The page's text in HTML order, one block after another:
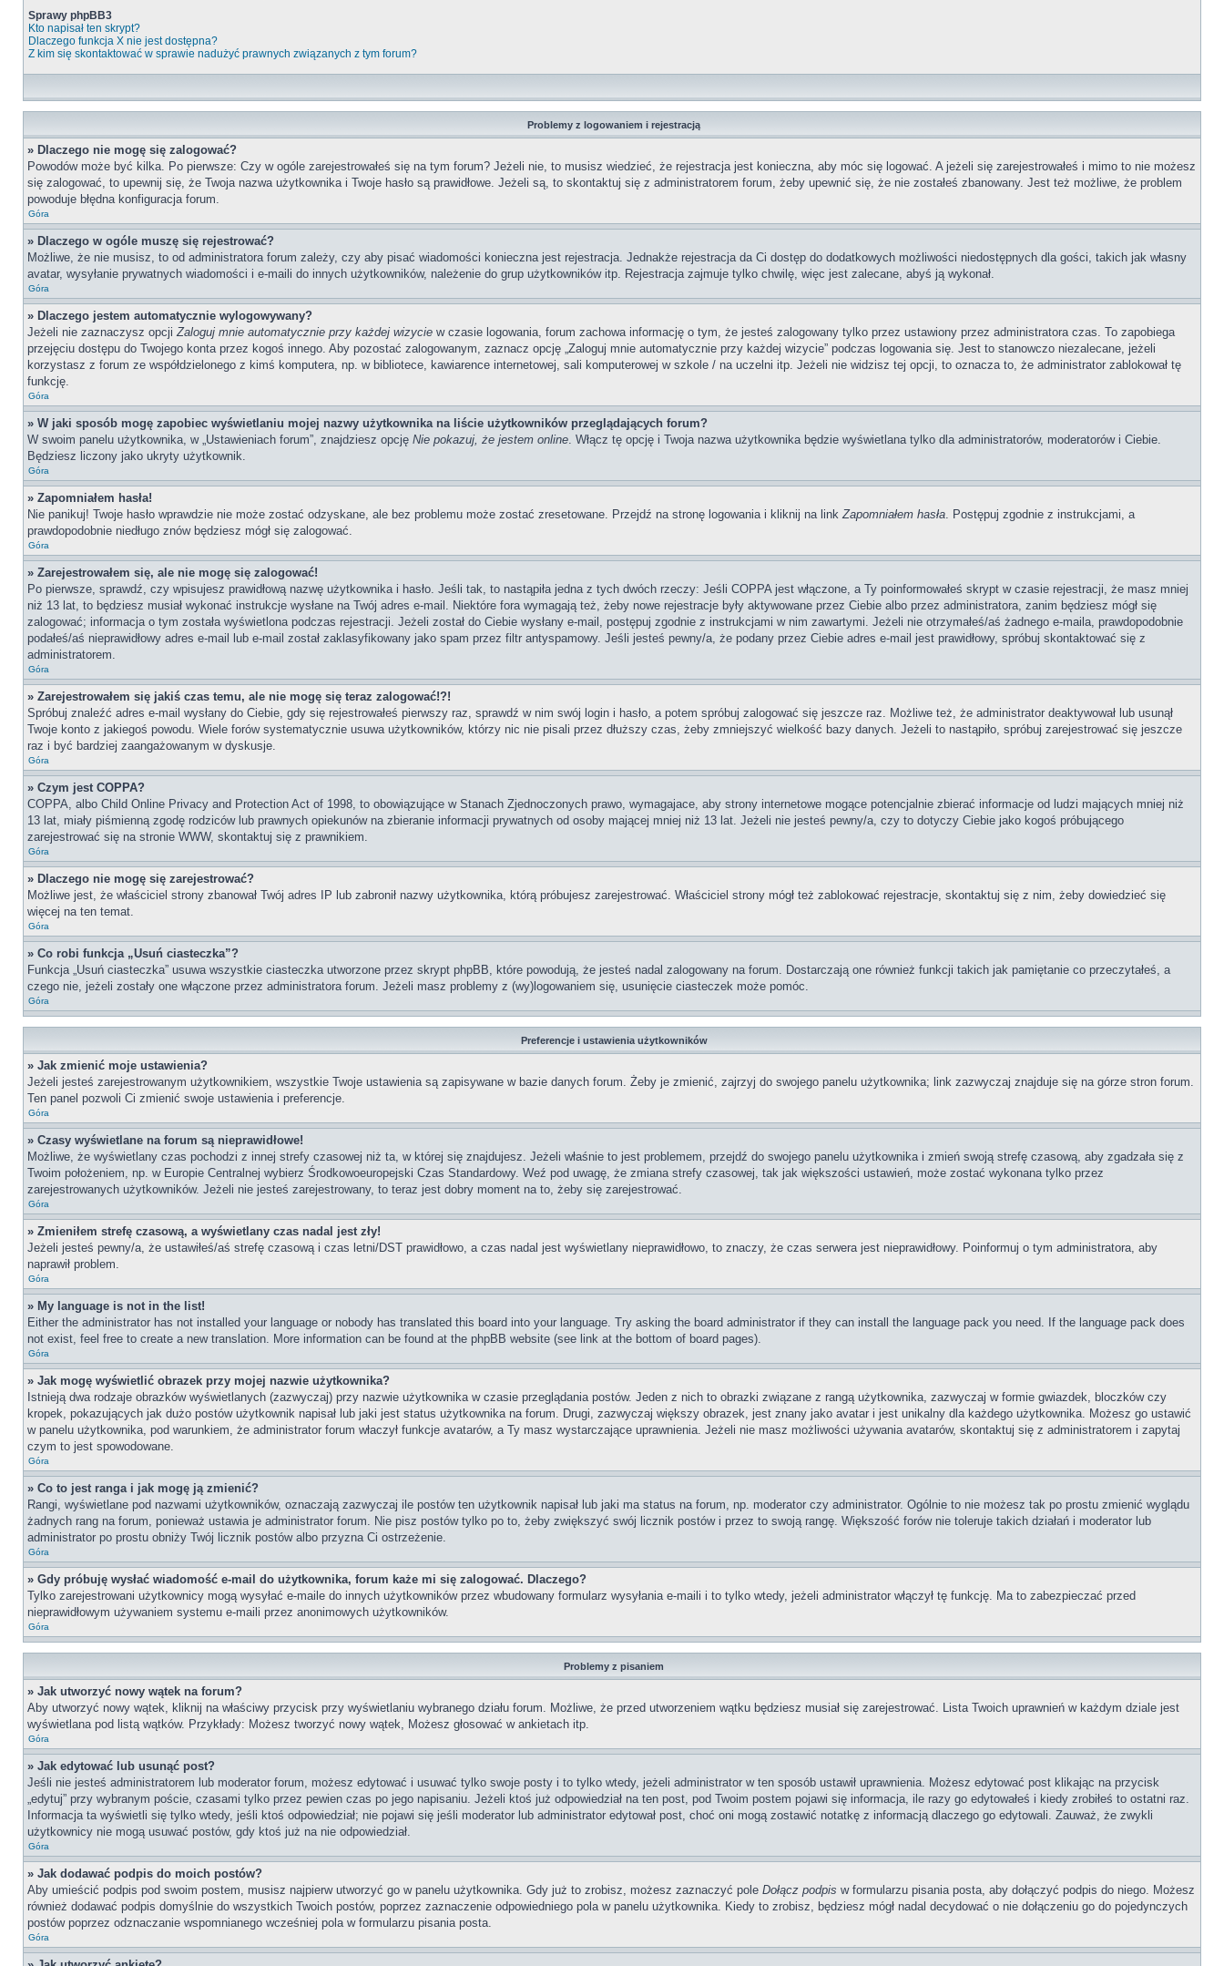
Sprawy phpBB3
Kto napisał ten skrypt?
Dlaczego funkcja X nie jest dostępna?
Z kim się skontaktować w sprawie nadużyć prawnych związanych z tym forum?
Problemy z logowaniem i rejestracją
» Dlaczego nie mogę się zalogować?
Powodów może być kilka. Po pierwsze: Czy w ogóle zarejestrowałeś się na tym forum? Jeżeli nie, to musisz wiedzieć, że rejestracja jest konieczna, aby móc się logować. A jeżeli się zarejestrowałeś i mimo to nie możesz
się zalogować, to upewnij się, że Twoja nazwa użytkownika i Twoje hasło są prawidłowe. Jeżeli są, to skontaktuj się z administratorem forum, żeby upewnić się, że nie zostałeś zbanowany. Jest też możliwe, że problem
powoduje błędna konfiguracja forum.
Góra
» Dlaczego w ogóle muszę się rejestrować?
Możliwe, że nie musisz, to od administratora forum zależy, czy aby pisać wiadomości konieczna jest rejestracja. Jednakże rejestracja da Ci dostęp do dodatkowych możliwości niedostępnych dla gości, takich jak własny
avatar, wysyłanie prywatnych wiadomości i e-maili do innych użytkowników, należenie do grup użytkowników itp. Rejestracja zajmuje tylko chwilę, więc jest zalecane, abyś ją wykonał.
Góra
» Dlaczego jestem automatycznie wylogowywany?
Jeżeli nie zaznaczysz opcjiZaloguj mnie automatycznie przy każdej wizycie w czasie logowania, forum zachowa informację o tym, że jesteś zalogowany tylko przez ustawiony przez administratora czas. To zapobiega
przejęciu dostępu do Twojego konta przez kogoś innego. Aby pozostać zalogowanym, zaznacz opcję „Zaloguj mnie automatycznie przy każdej wizycie” podczas logowania się. Jest to stanowczo niezalecane, jeżeli
korzystasz z forum ze współdzielonego z kimś komputera, np. w bibliotece, kawiarence internetowej, sali komputerowej w szkole / na uczelni itp. Jeżeli nie widzisz tej opcji, to oznacza to, że administrator zablokował tę
funkcję.
Góra
» W jaki sposób mogę zapobiec wyświetlaniu mojej nazwy użytkownika na liście użytkowników przeglądających forum?
W swoim panelu użytkownika, w „Ustawieniach forum”, znajdziesz opcję Nie pokazuj, że jestem online. Włącz tę opcję i Twoja nazwa użytkownika będzie wyświetlana tylko dla administratorów, moderatorów i Ciebie.
Będziesz liczony jako ukryty użytkownik.
Góra
» Zapomniałem hasła!
Nie panikuj! Twoje hasło wprawdzie nie może zostać odzyskane, ale bez problemu może zostać zresetowane. Przejdź na stronę logowania i kliknij na linkZapomniałem hasła. Postępuj zgodnie z instrukcjami, a
prawdopodobnie niedługo znów będziesz mógł się zalogować.
Góra
» Zarejestrowałem się, ale nie mogę się zalogować!
Po pierwsze, sprawdź, czy wpisujesz prawidłową nazwę użytkownika i hasło. Jeśli tak, to nastąpiła jedna z tych dwóch rzeczy: Jeśli COPPA jest włączone, a Ty poinformowałeś skrypt w czasie rejestracji, że masz mniej
niż 13 lat, to będziesz musiał wykonać instrukcje wysłane na Twój adres e-mail. Niektóre fora wymagają też, żeby nowe rejestracje były aktywowane przez Ciebie albo przez administratora, zanim będziesz mógł się
zalogować; informacja o tym została wyświetlona podczas rejestracji. Jeżeli został do Ciebie wysłany e-mail, postępuj zgodnie z instrukcjami w nim zawartymi. Jeżeli nie otrzymałeś/aś żadnego e-maila, prawdopodobnie
podałeś/aś nieprawidłowy adres e-mail lub e-mail został zaklasyfikowany jako spam przez filtr antyspamowy. Jeśli jesteś pewny/a, że podany przez Ciebie adres e-mail jest prawidłowy, spróbuj skontaktować się z
administratorem.
Góra
» Zarejestrowałem się jakiś czas temu, ale nie mogę się teraz zalogować!?!
Spróbuj znaleźć adres e-mail wysłany do Ciebie, gdy się rejestrowałeś pierwszy raz, sprawdź w nim swój login i hasło, a potem spróbuj zalogować się jeszcze raz. Możliwe też, że administrator deaktywował lub usunął
Twoje konto z jakiegoś powodu. Wiele forów systematycznie usuwa użytkowników, którzy nic nie pisali przez dłuższy czas, żeby zmniejszyć wielkość bazy danych. Jeżeli to nastąpiło, spróbuj zarejestrować się jeszcze
raz i być bardziej zaangażowanym w dyskusje.
Góra
» Czym jest COPPA?
COPPA, albo Child Online Privacy and Protection Act of 1998, to obowiązujące w Stanach Zjednoczonych prawo, wymagajace, aby strony internetowe mogące potencjalnie zbierać informacje od ludzi mających mniej niż
13 lat, miały piśmienną zgodę rodziców lub prawnych opiekunów na zbieranie informacji prywatnych od osoby mającej mniej niż 13 lat. Jeżeli nie jesteś pewny/a, czy to dotyczy Ciebie jako kogoś próbującego
zarejestrować się na stronie WWW, skontaktuj się z prawnikiem.
Góra
» Dlaczego nie mogę się zarejestrować?
Możliwe jest, że właściciel strony zbanował Twój adres IP lub zabronił nazwy użytkownika, którą próbujesz zarejestrować. Właściciel strony mógł też zablokować rejestracje, skontaktuj się z nim, żeby dowiedzieć się
więcej na ten temat.
Góra
» Co robi funkcja „Usuń ciasteczka”?
Funkcja „Usuń ciasteczka” usuwa wszystkie ciasteczka utworzone przez skrypt phpBB, które powodują, że jesteś nadal zalogowany na forum. Dostarczają one również funkcji takich jak pamiętanie co przeczytałeś, a
czego nie, jeżeli zostały one włączone przez administratora forum. Jeżeli masz problemy z (wy)logowaniem się, usunięcie ciasteczek może pomóc.
Góra
Preferencje i ustawienia użytkowników
» Jak zmienić moje ustawienia?
Jeżeli jesteś zarejestrowanym użytkownikiem, wszystkie Twoje ustawienia są zapisywane w bazie danych forum. Żeby je zmienić, zajrzyj do swojego panelu użytkownika; link zazwyczaj znajduje się na górze stron forum.
Ten panel pozwoli Ci zmienić swoje ustawienia i preferencje.
Góra
» Czasy wyświetlane na forum są nieprawidłowe!
Możliwe, że wyświetlany czas pochodzi z innej strefy czasowej niż ta, w której się znajdujesz. Jeżeli właśnie to jest problemem, przejdź do swojego panelu użytkownika i zmień swoją strefę czasową, aby zgadzała się z
Twoim położeniem, np. w Europie Centralnej wybierz Środkowoeuropejski Czas Standardowy. Weź pod uwagę, że zmiana strefy czasowej, tak jak większości ustawień, może zostać wykonana tylko przez
zarejestrowanych użytkowników. Jeżeli nie jesteś zarejestrowany, to teraz jest dobry moment na to, żeby się zarejestrować.
Góra
» Zmieniłem strefę czasową, a wyświetlany czas nadal jest zły!
Jeżeli jesteś pewny/a, że ustawiłeś/aś strefę czasową i czas letni/DST prawidłowo, a czas nadal jest wyświetlany nieprawidłowo, to znaczy, że czas serwera jest nieprawidłowy. Poinformuj o tym administratora, aby
naprawił problem.
Góra
» My language is not in the list!
Either the administrator has not installed your language or nobody has translated this board into your language. Try asking the board administrator if they can install the language pack you need. If the language pack does
not exist, feel free to create a new translation. More information can be found at the phpBB website (see link at the bottom of board pages).
Góra
» Jak mogę wyświetlić obrazek przy mojej nazwie użytkownika?
Istnieją dwa rodzaje obrazków wyświetlanych (zazwyczaj) przy nazwie użytkownika w czasie przeglądania postów. Jeden z nich to obrazki związane z rangą użytkownika, zazwyczaj w formie gwiazdek, bloczków czy
kropek, pokazujących jak dużo postów użytkownik napisał lub jaki jest status użytkownika na forum. Drugi, zazwyczaj większy obrazek, jest znany jako avatar i jest unikalny dla każdego użytkownika. Możesz go ustawić
w panelu użytkownika, pod warunkiem, że administrator forum właczył funkcje avatarów, a Ty masz wystarczające uprawnienia. Jeżeli nie masz możliwości używania avatarów, skontaktuj się z administratorem i zapytaj
czym to jest spowodowane.
Góra
» Co to jest ranga i jak mogę ją zmienić?
Rangi, wyświetlane pod nazwami użytkowników, oznaczają zazwyczaj ile postów ten użytkownik napisał lub jaki ma status na forum, np. moderator czy administrator. Ogólnie to nie możesz tak po prostu zmienić wyglądu
żadnych rang na forum, ponieważ ustawia je administrator forum. Nie pisz postów tylko po to, żeby zwiększyć swój licznik postów i przez to swoją rangę. Większość forów nie toleruje takich działań i moderator lub
administrator po prostu obniży Twój licznik postów albo przyzna Ci ostrzeżenie.
Góra
» Gdy próbuję wysłać wiadomość e-mail do użytkownika, forum każe mi się zalogować. Dlaczego?
Tylko zarejestrowani użytkownicy mogą wysyłać e-maile do innych użytkowników przez wbudowany formularz wysyłania e-maili i to tylko wtedy, jeżeli administrator włączył tę funkcję. Ma to zabezpieczać przed
nieprawidłowym używaniem systemu e-maili przez anonimowych użytkowników.
Góra
Problemy z pisaniem
» Jak utworzyć nowy wątek na forum?
Aby utworzyć nowy wątek, kliknij na właściwy przycisk przy wyświetlaniu wybranego działu forum. Możliwe, że przed utworzeniem wątku będziesz musiał się zarejestrować. Lista Twoich uprawnień w każdym dziale jest
wyświetlana pod listą wątków. Przykłady: Możesz tworzyć nowy wątek, Możesz głosować w ankietach itp.
Góra
» Jak edytować lub usunąć post?
Jeśli nie jesteś administratorem lub moderator forum, możesz edytować i usuwać tylko swoje posty i to tylko wtedy, jeżeli administrator w ten sposób ustawił uprawnienia. Możesz edytować post klikając na przycisk
„edytuj” przy wybranym poście, czasami tylko przez pewien czas po jego napisaniu. Jeżeli ktoś już odpowiedział na ten post, pod Twoim postem pojawi się informacja, ile razy go edytowałeś i kiedy zrobiłeś to ostatni raz.
Informacja ta wyświetli się tylko wtedy, jeśli ktoś odpowiedział; nie pojawi się jeśli moderator lub administrator edytował post, choć oni mogą zostawić notatkę z informacją dlaczego go edytowali. Zauważ, że zwykli
użytkownicy nie mogą usuwać postów, gdy ktoś już na nie odpowiedział.
Góra
» Jak dodawać podpis do moich postów?
Aby umieścić podpis pod swoim postem, musisz najpierw utworzyć go w panelu użytkownika. Gdy już to zrobisz, możesz zaznaczyć pole Dołącz podpis w formularzu pisania posta, aby dołączyć podpis do niego. Możesz
również dodawać podpis domyślnie do wszystkich Twoich postów, poprzez zaznaczenie odpowiedniego pola w panelu użytkownika. Kiedy to zrobisz, będziesz mógł nadal decydować o nie dołączeniu go do pojedynczych
postów poprzez odznaczanie wspomnianego wcześniej pola w formularzu pisania posta.
Góra